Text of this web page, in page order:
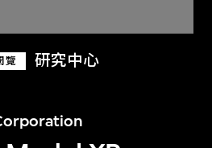
覽 研究中心
十及二十一世紀視覺